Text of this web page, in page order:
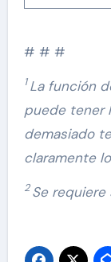
# # #
1La función
puede tener
demasiado
claramente
2Se requiere